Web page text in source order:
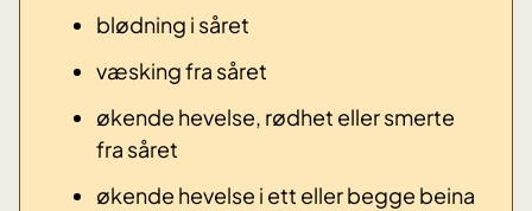
blødning i såret
væsking fra såret
økende hevelse, rødhet eller smerte
fra såret
økende hevelse i ett eller begge beina